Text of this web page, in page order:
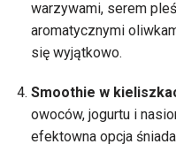
warzywami, serem
aromatycznymi
się wyjątkowo.
Smoothie w
owoców, jogurtu i
efektowna opcja